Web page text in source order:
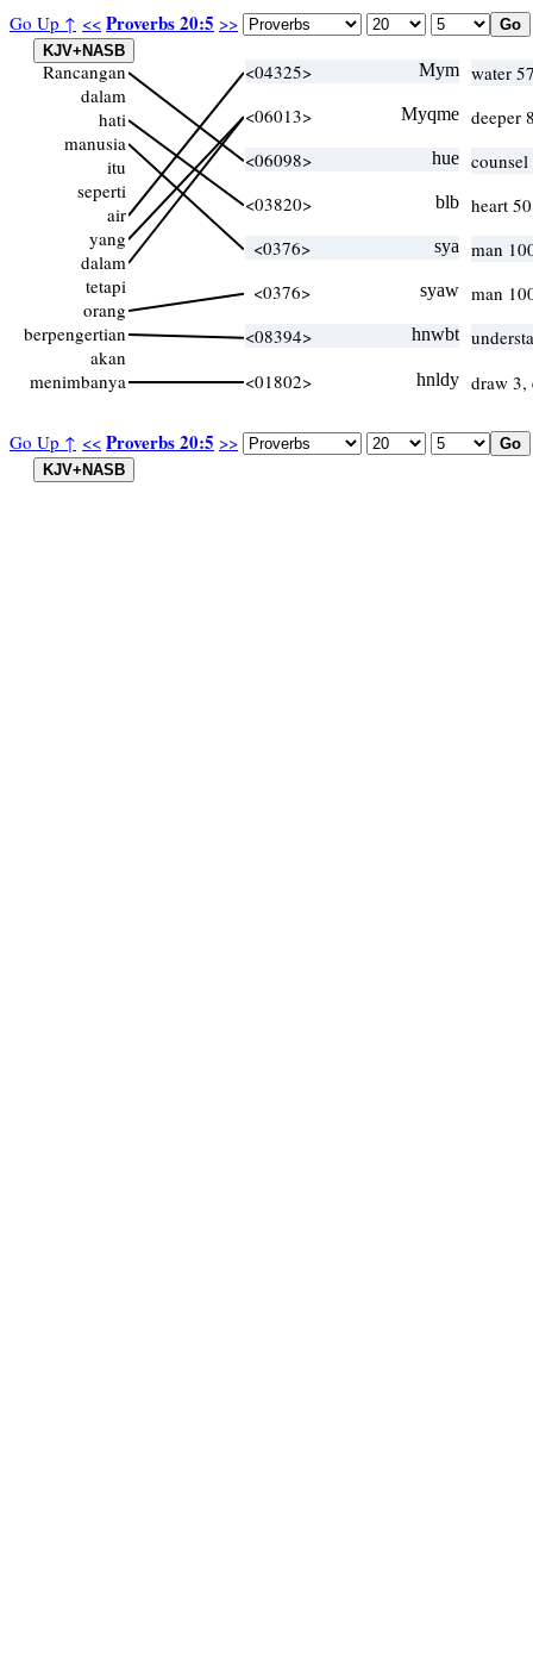
Go Up ↑ << Proverbs 20:5 >>
Go Up ↑ << Proverbs 20:5 >>
Rancangan
dalam
hati
manusia
itu
seperti
air
yang
dalam
tetapi
orang
berpengertian
akan
menimbanya
<04325> Mym water
<06013>
Myqme deeper
<06098>
hue
<03820>
blb heart
<0376>
sya
man
<0376>
syaw man
<08394>
hnwbt
<01802>
hnldy draw